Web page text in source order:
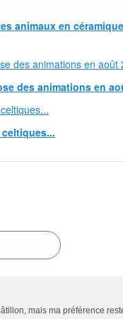
animaux en
des animations en
mais ma préférence